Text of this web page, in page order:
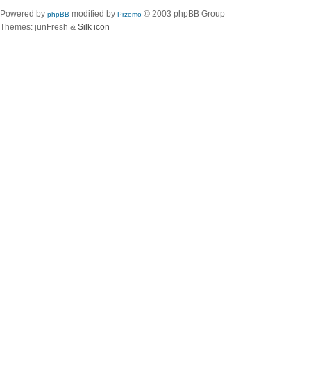
Powered by phpBB modified by Przemo © 2003 phpBB Group
Themes: junFresh & Silk icon